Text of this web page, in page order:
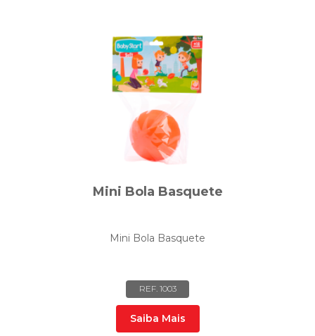
Mini Bola Basquete
Mini Bola Basquete
REF. 1003
Saiba Mais